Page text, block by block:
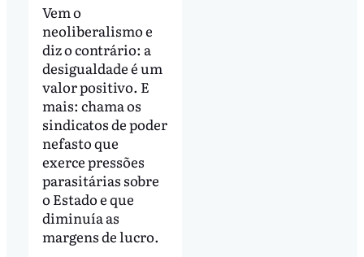
Vem o
neoliberalismo e
diz o contrário: a
desigualdade é um
valor positivo. E
mais: chama os
sindicatos de poder
nefasto que
exerce pressões
parasitárias sobre
o Estado e que
diminuía as
margens de lucro.